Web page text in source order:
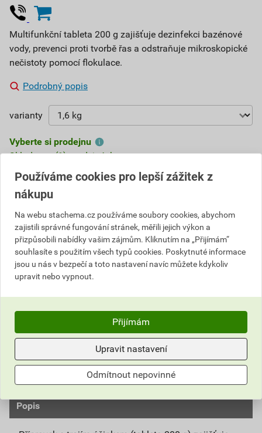
Multifunkční tableta 200 g zajišťuje dezinfekci bazénové
vody, prevenci proti tvorbě řas a odstraňuje mikroskopické
nečistoty pomocí flokulace.
Podrobný popis
varianty
Vyberte si prodejnu
Skladem v (1) prodejnách
531,19 Kč
298,80 Kčza kg
478,07 Kčza ks
246,94 Kč za kg
395,10 Kč za ks
ks Do košíku
Do košíku přidáte1 ks / 1,6 kgza478,07Kčs DPH
(395,10Kčbez DPH).
Číslo položky:2152014490
Katalogový kód: S1AA1
Stachema
Popis
Používáme cookies pro lepší zážitek z
nákupu
Na webu stachema.cz používáme soubory cookies, abychom
zajistili správné fungování stránek, měřili jejich výkon a
přizpůsobili nabídky vašim zájmům. Kliknutím na „Přijímám“
souhlasíte s použitím všech typů cookies. Poskytnuté informace
jsou u nás v bezpečí a toto nastavení navíc můžete kdykoliv
upravit nebo vypnout.
Přijímám
Upravit nastavení
Odmítnout nepovinné